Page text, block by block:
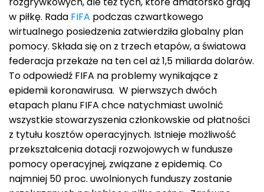
w piłkę. Rada FIFA podczas czwartkowego
wirtualnego posiedzenia zatwierdziła globalny plan
pomocy. Składa się on z trzech etapów, a światowa
federacja przekaże na ten cel aż 1,5 miliarda dolarów.
To odpowiedź FIFA na problemy wynikające z
epidemii koronawirusa. W pierwszych dwóch
etapach planu FIFA chce natychmiast uwolnić
wszystkie stowarzyszenia członkowskie od płatności
z tytułu kosztów operacyjnych. Istnieje możliwość
przekształcenia dotacji rozwojowych w fundusze
pomocy operacyjnej, związane z epidemią. Co
najmniej 50 proc. uwolnionych funduszy zostanie